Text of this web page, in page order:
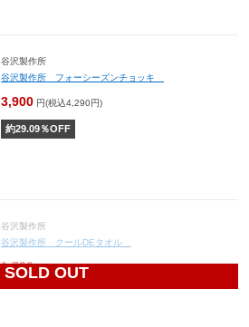
谷沢製作所
谷沢製作所 フォーシーズンチョッキ
3,900 円(税込4,290円)
約29.09％OFF
SOLD OUT
谷沢製作所
谷沢製作所 クールDEタオル
1,730 円(税込1,903円)